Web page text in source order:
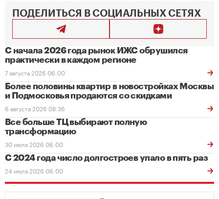
ПОДЕЛИТЬСЯ В СОЦИАЛЬНЫХ СЕТЯХ
С начала 2026 года рынок ИЖС обрушился
практически в каждом регионе
7 августа 2026 06:00
Более половины квартир в новостройках Москвы
и Подмосковья продаются со скидками
6 августа 2026 08:36
Все больше ТЦ выбирают полную
трансформацию
30 июля 2026 06:00
С 2024 года число долгостроев упало в пять раз
24 июля 2026 06:00